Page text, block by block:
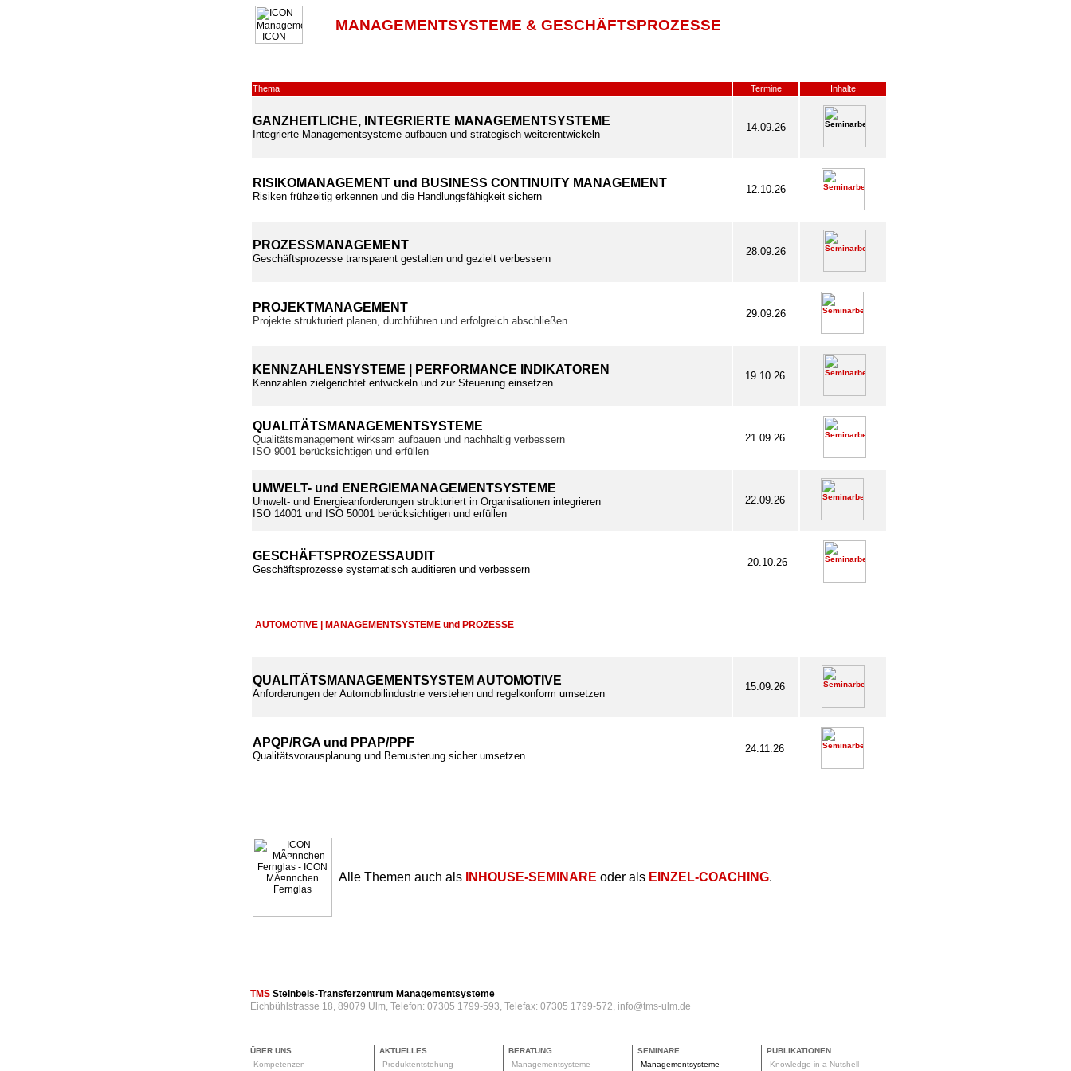
MANAGEMENTSYSTEME & GESCHÄFTSPROZESSE
Thema Termine Inhalte
GANZHEITLICHE, INTEGRIERTE MANAGEMENTSYSTEME
Integrierte Managementsysteme aufbauen und strategisch weiterentwickeln
14.09.26
RISIKOMANAGEMENT und BUSINESS CONTINUITY MANAGEMENT
Risiken frühzeitig erkennen und die Handlungsfähigkeit sichern
12.10.26
PROZESSMANAGEMENT
Geschäftsprozesse transparent gestalten und gezielt verbessern
28.09.26
PROJEKTMANAGEMENT
Projekte strukturiert planen, durchführen und erfolgreich abschließen
29.09.26
KENNZAHLENSYSTEME | PERFORMANCE INDIKATOREN
Kennzahlen zielgerichtet entwickeln und zur Steuerung einsetzen
19.10.26
QUALITÄTSMANAGEMENTSYSTEME
Qualitätsmanagement wirksam aufbauen und nachhaltig verbessern
ISO 9001 berücksichtigen und erfüllen
21.09.26
UMWELT- und ENERGIEMANAGEMENTSYSTEME
Umwelt- und Energieanforderungen strukturiert in Organisationen integrieren
ISO 14001 und ISO 50001 berücksichtigen und erfüllen
22.09.26
GESCHÄFTSPROZESSAUDIT
Geschäftsprozesse systematisch auditieren und verbessern
20.10.26
AUTOMOTIVE | MANAGEMENTSYSTEME und PROZESSE
QUALITÄTSMANAGEMENTSYSTEM AUTOMOTIVE
Anforderungen der Automobilindustrie verstehen und regelkonform umsetzen
15.09.26
APQP/RGA und PPAP/PPF
Qualitätsvorausplanung und Bemusterung sicher umsetzen
24.11.26
Alle Themen auch als INHOUSE-SEMINARE oder als EINZEL-COACHING.
TMS Steinbeis-Transferzentrum Managementsysteme
Eichbühlstrasse 18, 89079 Ulm, Telefon: 07305 1799-593, Telefax: 07305 1799-572, info@tms-ulm.de
ÜBER UNS
Kompetenzen
AKTUELLES
Produktentstehung
BERATUNG
Managementsysteme
SEMINARE
Managementsysteme
PUBLIKATIONEN
Knowledge in a Nutshell